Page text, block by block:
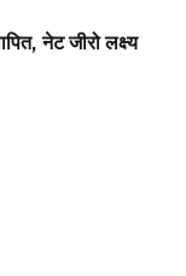
नेट जीरो लक्ष्य